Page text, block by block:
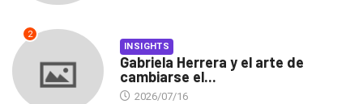
2
INSIGHTS
Gabriela Herrera y el arte de
cambiarse el...
2026/07/16